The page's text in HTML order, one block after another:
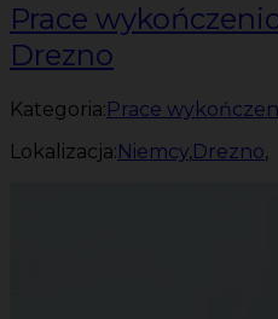
Prace
Drezno
Kategoria:Prace
Lokalizacja:Niemcy,Drezno,